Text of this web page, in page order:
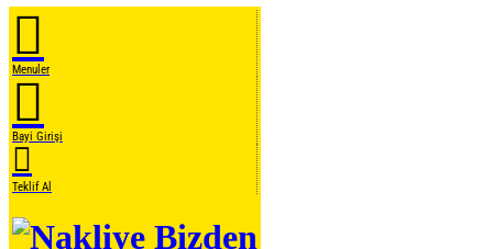
Menuler
Bayi Girişi
Teklif Al